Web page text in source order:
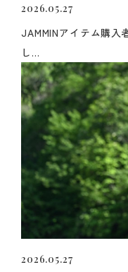
2026.05.27
JAMMINアイテム購入
し...
2026.05.27